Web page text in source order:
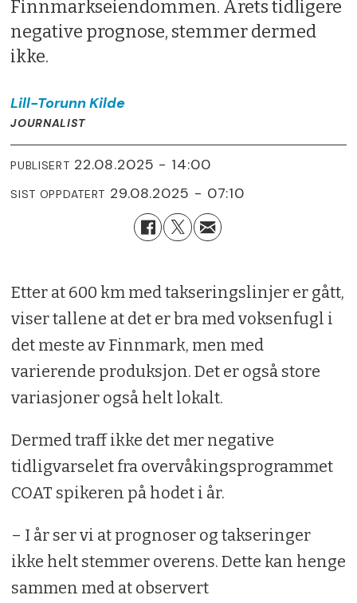
Finnmarkseiendommen. Årets tidligere
negative prognose, stemmer dermed
ikke.
Lill-TorunnKilde
JOURNALIST
PUBLISERT 22.08.2025 - 14:00
SIST OPPDATERT 29.08.2025 - 07:10
Etter at 600 km med takseringslinjer er gått,
viser tallene at det er bra med voksenfugl i
det meste av Finnmark, men med
varierende produksjon. Det er også store
variasjoner også helt lokalt.
Dermed traff ikke det mer negative
tidligvarselet fra overvåkingsprogrammet
COAT spikeren på hodet i år.
– I år ser vi at prognoser og takseringer
ikke helt stemmer overens. Dette kan henge
sammen med at observert